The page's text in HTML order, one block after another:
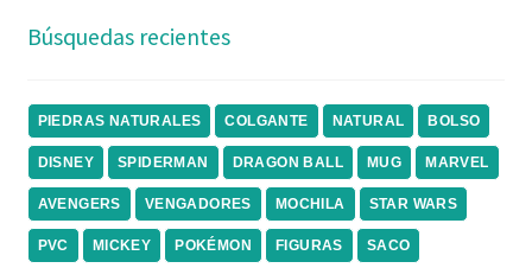
Búsquedas recientes
PIEDRAS NATURALES COLGANTE NATURAL BOLSO
DISNEY SPIDERMAN DRAGON BALL MUG MARVEL
AVENGERS VENGADORES MOCHILA STAR WARS
PVC MICKEY POKÉMON FIGURAS SACO